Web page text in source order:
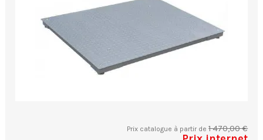
Prix catalogue à partir de1 470,00 €